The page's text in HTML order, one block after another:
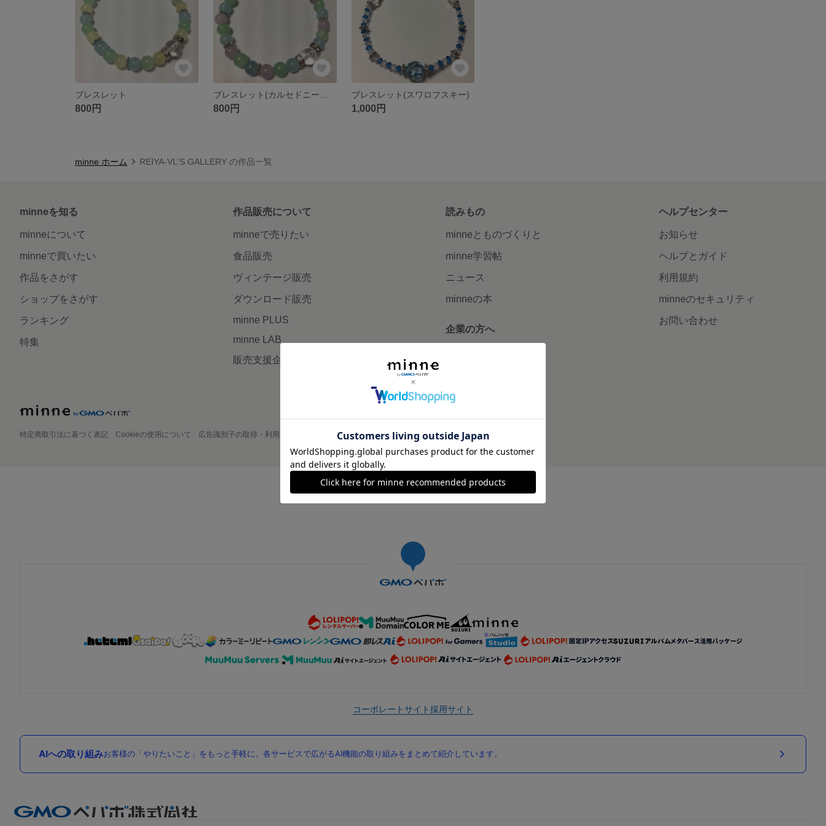
ブレスレット
800円 800円
ブレスレット(スワロフスキー)
1,000円
minne ホーム REIYA-VL'S GALLERY の作品一覧
minneを知る
minneについて
minneで買いたい
作品をさがす
ショップをさがす
ランキング
特集
作品販売について
minneで売りたい
食品販売
ヴィンテージ販売
ダウンロード販売
minne PLUS
minne LAB
販売支援企画・イベント
読みもの
minneとものづくりと
minne学習帖
ニュース
minneの本
企業の方へ
ヘルプセンター
お知らせ
ヘルプとガイド
利用規約
minneのセキュリティ
お問い合わせ
特定商取引法に基づく表記 Cookieの使用について 広告識別子の取得・利用 プライバシーポリシー 会社概要 採用情報 メディアキット
©GMO Pepabo, Inc. All rights reserved.
コーポレートサイト採用サイト
AIへの取り組みお客様の「やりたいこと」をもっと手軽に。各サービスで広がるAI機能の取り組みをまとめて紹介しています。